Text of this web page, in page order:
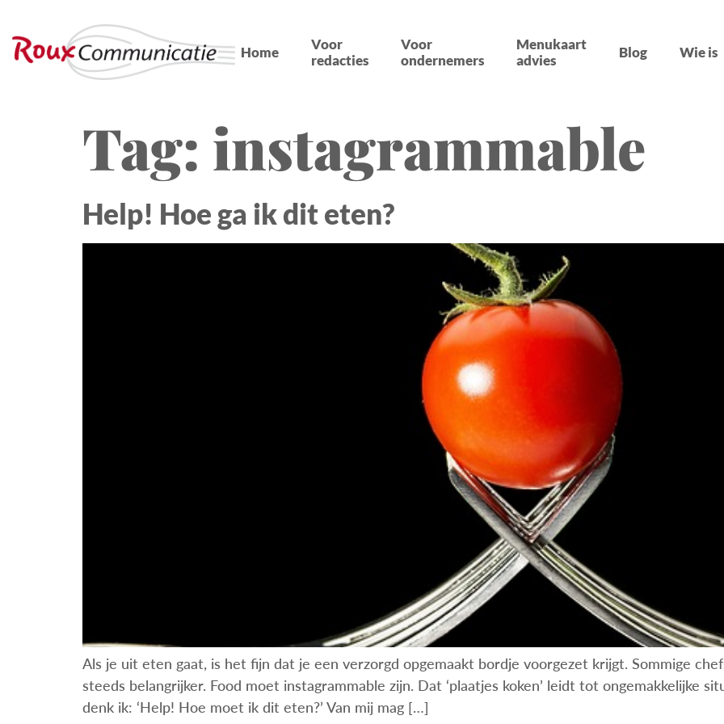
Home
Voor
redacties
Voor
ondernemers
Menukaart
advies
Blog Wie is
Tag: instagrammable
Help! Hoe ga ik dit eten?
Als je uit eten gaat, is het fijn dat je een verzorgd opgemaakt bordje voorgezet krijgt. Sommige
steeds belangrijker. Food moet instagrammable zijn. Dat ‘plaatjes koken’ leidt tot ongemakkelijke
denk ik: ‘Help! Hoe moet ik dit eten?’ Van mij mag […]